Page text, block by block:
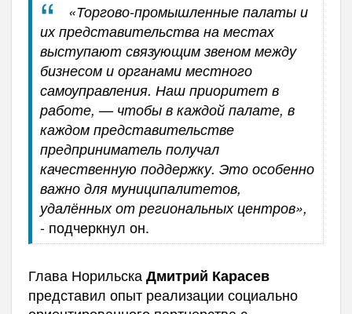
«Торгово-промышленные палаты и
их представительства на местах
выступают связующим звеном между
бизнесом и органами местного
самоуправления. Наш приоритет в
работе, — чтобы в каждой палате, в
каждом представительстве
предприниматель получал
качественную поддержку. Это особенно
важно для муниципалитетов,
удалённых от региональных центров»,
- подчеркнул он.
Глава НорильскаДмитрий Карасев
представил опыт реализации социально